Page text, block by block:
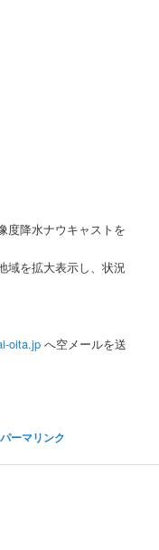
度降水ナウキャストを
域を拡大表示し、状況
oita.jp へ空メールを送
パーマリンク